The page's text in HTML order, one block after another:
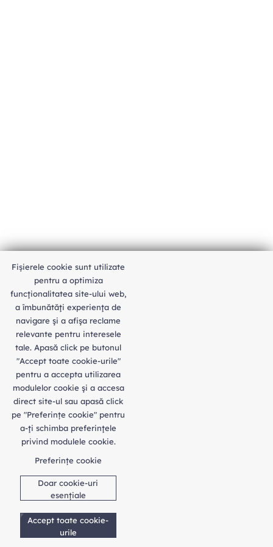
An unexpected error has occurred
Fișierele cookie sunt utilizate
pentru a optimiza
funcţionalitatea site-ului web,
a îmbunătăţi experienţa de
navigare şi a afişa reclame
relevante pentru interesele
tale. Apasă click pe butonul
"Accept toate cookie-urile"
pentru a accepta utilizarea
modulelor cookie şi a accesa
direct site-ul sau apasă click
pe "Preferințe cookie" pentru
a-ţi schimba preferinţele
privind modulele cookie.
Preferințe cookie
Doar cookie-uri
esențiale
Accept toate cookie-
urile